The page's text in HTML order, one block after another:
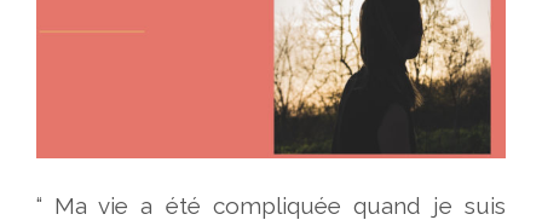
“ Ma vie a été compliquée quand je suis